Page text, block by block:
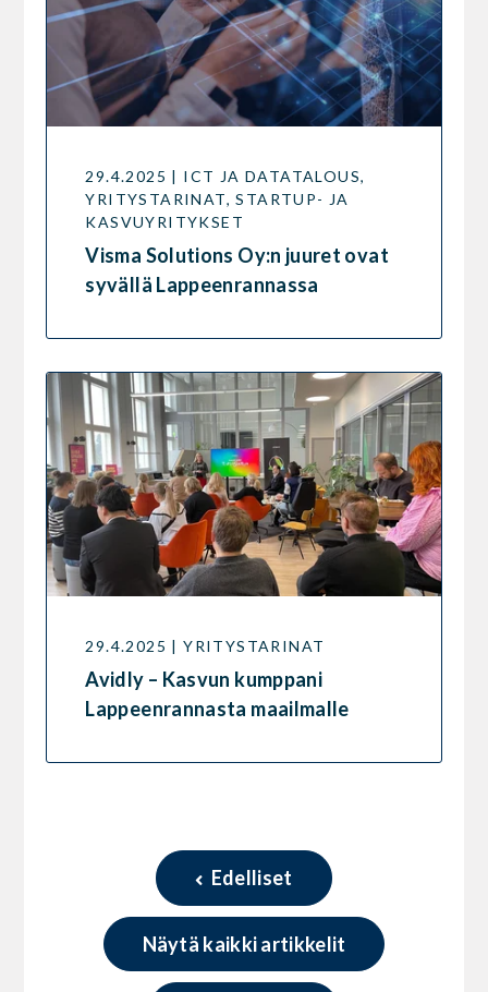
29.4.2025 | ICT JA DATATALOUS,
YRITYSTARINAT, STARTUP- JA
KASVUYRITYKSET
Visma Solutions Oy:n juuret ovat
syvällä Lappeenrannassa
29.4.2025 | YRITYSTARINAT
Avidly – Kasvun kumppani
Lappeenrannasta maailmalle
Edelliset
Näytä kaikki artikkelit